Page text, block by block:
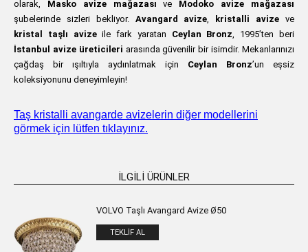
olarak, Masko avize mağazası ve Modoko avize mağazası
şubelerinde sizleri bekliyor. Avangard avize, kristalli avize ve
kristal taşlı avizeile fark yaratan Ceylan Bronz, 1995’ten beri
İstanbul avize üreticileri arasında güvenilir bir isimdir. Mekanlarınızı
çağdaş bir ışıltıyla aydınlatmak için Ceylan Bronz’un eşsiz
koleksiyonunu deneyimleyin!
Taş kristalli avangarde avizelerin diğer modellerini
görmek için lütfen tıklayınız.
İLGILI ÜRÜNLER
VOLVO Taşlı Avangard Avize Ø50
TEKLIF AL